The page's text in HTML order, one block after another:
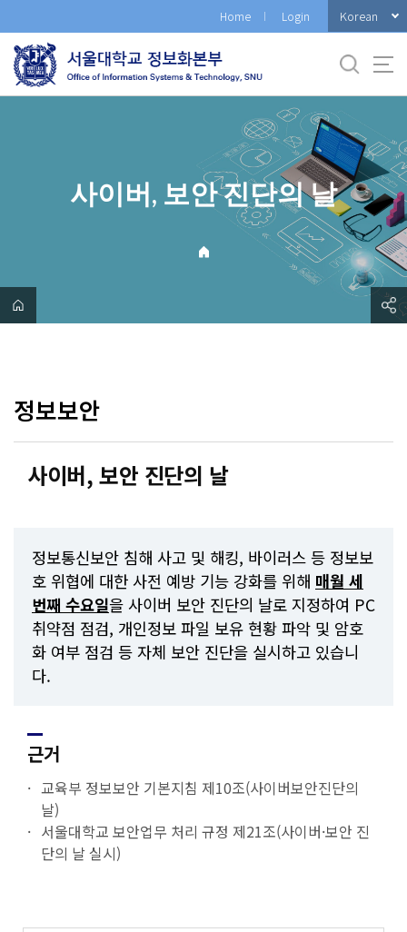
로
메
Home Login Korean
사이버, 보안 진단의 날
정보보안
사이버, 보안 진단의 날
정보통신보안 침해 사고 및 해킹, 바이러스 등 정보보
호 위협에 대한 사전 예방 기능 강화를 위해 매월 세
번째 수요일을 사이버 보안 진단의 날로 지정하여 PC
취약점 점검, 개인정보 파일 보유 현황 파악 및 암호
화 여부 점검 등 자체 보안 진단을 실시하고 있습니
다.
근거
교육부 정보보안 기본지침 제10조(사이버보안진단의
날)
서울대학교 보안업무 처리 규정 제21조(사이버·보안 진
단의 날 실시)